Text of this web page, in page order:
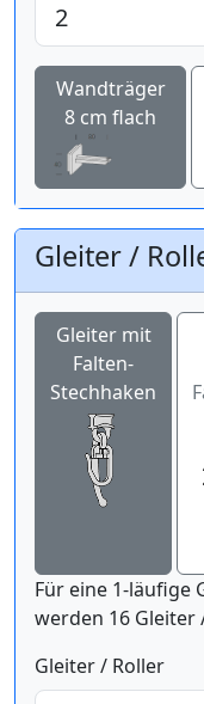
Wandträger
8 cm flach
Gleiter /
Gleiter mit
Falten-
Stechhaken
Für eine 1-läufige
werden 16 Gleiter
Gleiter / Roller